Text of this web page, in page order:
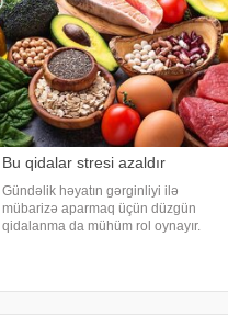
Bu qidalar stresi azaldır
Gündəlik həyatın gərginliyi ilə
mübarizə aparmaq üçün düzgün
qidalanma da mühüm rol oynayır.
azaltmağa kömək edə bilər